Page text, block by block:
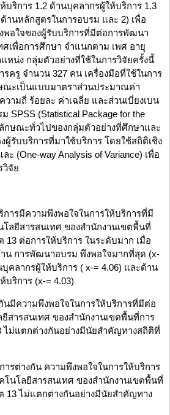
บริการ 1.2 ด้านบุคลากรผู้ให้บริการ 1.3
นหลักสูตรในการอบรม และ 2) เพื่อ
พอใจของผู้รับบริการที่มีต่อการพัฒนา
ศเพื่อการศึกษา จำแนกตาม เพศ อายุ
หน่ง กลุ่มตัวอย่างที่ใช้ในการวิจัยครั้งนี้
ครู จำนวน 327 คน เครื่องมือที่ใช้ในการ
ณะเป็นแบบมาตราส่วนประมาณค่า
ามถี่ ร้อยละ ค่าเฉลี่ย และส่วนเบี่ยงเบน
SPSS (Statistical Package for the
ลักษณะทั่วไปของกลุ่มตัวอย่างที่ศึกษาและ
ผู้รับบริการที่มาใช้บริการ โดยใช้สถิติเชิง
ะ (One-way Analysis of Variance) เพื่อ
จัย
ารมีความพึงพอใจในการให้บริการที่มี
ลยีสารสนเทศ ของสำนักงานเขตพื้นที่
13 ต่อการให้บริการ ในระดับมาก เมื่อ
น การพัฒนาอบรม พึงพอใจมากที่สุด (x-
คลากรผู้ให้บริการ ( x-= 4.06) และด้าน
บริการ (x-= 4.03)
นมีความพึงพอใจในการให้บริการที่มีต่อ
สารสนเทศ ของสำนักงานเขตพื้นที่การ
ไม่แตกต่างกันอย่างมีนัยสำคัญทางสถิติที่
รต่างกัน ความพึงพอใจในการให้บริการ
นโลยีสารสนเทศ ของสำนักงานเขตพื้นที่
13 ไม่แตกต่างกันอย่างมีนัยสำคัญทาง